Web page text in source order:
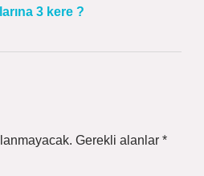
3 kere ?
Gerekli alanlar *